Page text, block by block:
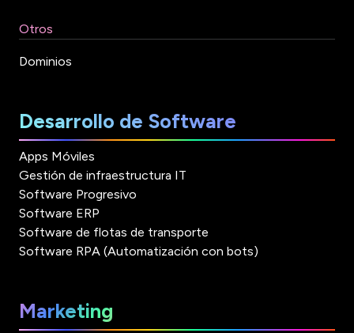
Otros
Dominios
Desarrollo de Software
Apps Móviles
Gestión de infraestructura IT
Software Progresivo
Software ERP
Software de flotas de transporte
Software RPA (Automatización con bots)
Marketing